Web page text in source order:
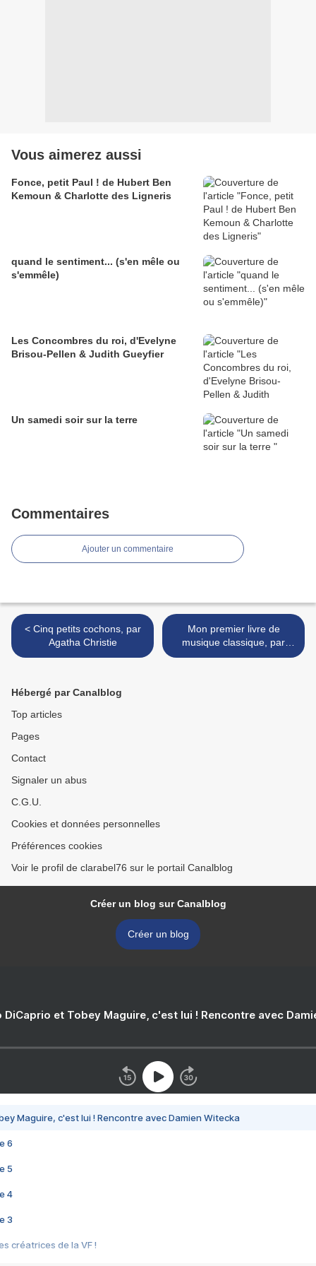
Vous aimerez aussi
Fonce, petit Paul ! de Hubert Ben
Kemoun & Charlotte des Ligneris
quand le sentiment... (s'en mêle ou
s'emmêle)
Les Concombres du roi, d'Evelyne
Brisou-Pellen & Judith Gueyfier
Un samedi soir sur la terre
Commentaires
Ajouter un commentaire
< Cinq petits cochons, par
Agatha Christie
Mon premier livre de
musique classique, par
Emilie Collet & Séverine
Hébergé par Canalblog
Top articles
Pages
Contact
Signaler un abus
C.G.U.
Cookies et données personnelles
Préférences cookies
Voir le profil de clarabel76 sur le portail Canalblog
Créer un blog sur Canalblog
Créer un blog
DiCaprio et Tobey Maguire, c'est lui ! Rencontre avec
Maguire, c'est lui ! Rencontre avec Damien Witecka
6
5
4
3
créatrices de la VF !